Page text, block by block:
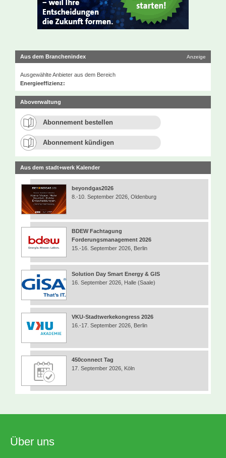
Aus dem Branchenindex Anzeige
Ausgewählte Anbieter aus dem Bereich
Energieeffizienz:
Aboverwaltung
Abonnement bestellen
Abonnement kündigen
Aus dem stadt+werk Kalender
beyondgas2026
8.-10. September 2026, Oldenburg
BDEW Fachtagung
Forderungsmanagement 2026
15.-16. September 2026, Berlin
Solution Day Smart Energy & GIS
16. September 2026, Halle (Saale)
VKU-Stadtwerkekongress 2026
16.-17. September 2026, Berlin
450connect Tag
17. September 2026, Köln
Über uns